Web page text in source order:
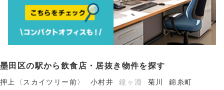
墨田区の駅から飲食店・居抜き物件を探す
押上〈スカイツリー前〉 小村井 鐘ヶ淵 菊川 錦糸町